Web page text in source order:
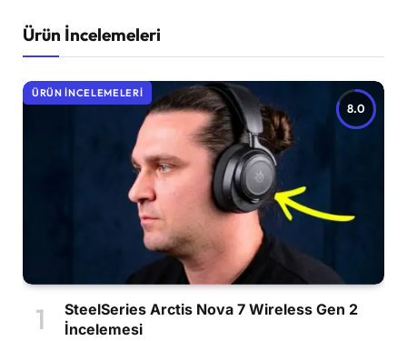
Ürün İncelemeleri
8.0
ÜRÜN İNCELEMELERI
SteelSeries Arctis Nova 7 Wireless Gen 2
İncelemesi